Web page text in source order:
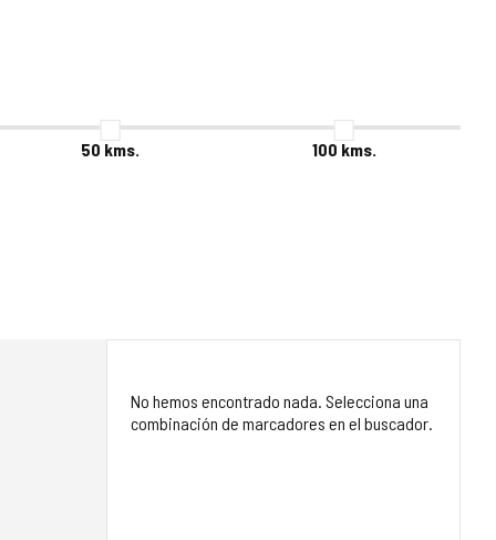
50 kms. 100 kms.
No hemos encontrado nada. Selecciona una
combinación de marcadores en el buscador.